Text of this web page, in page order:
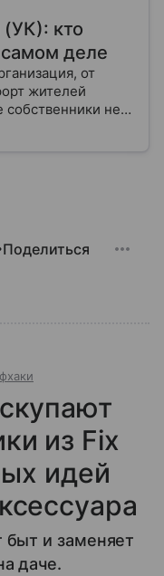
кто
деле
от
жителей
собственники не
услуги УК
Поделиться
из Fix
идей
быт и заменяет
даче.